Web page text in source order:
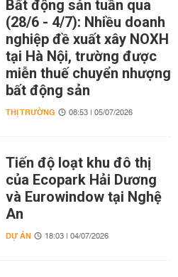
Bất động sản tuần qua
(28/6 - 4/7): Nhiều doanh
nghiệp đề xuất xây NOXH
tại Hà Nội, trường được
miễn thuế chuyển nhượng
bất động sản
THỊ TRƯỜNG 08:53 | 05/07/2026
Tiến độ loạt khu đô thị
của Ecopark Hải Dương
và Eurowindow tại Nghệ
An
DỰ ÁN 18:03 | 04/07/2026